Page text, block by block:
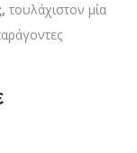
τουλάχιστον μία